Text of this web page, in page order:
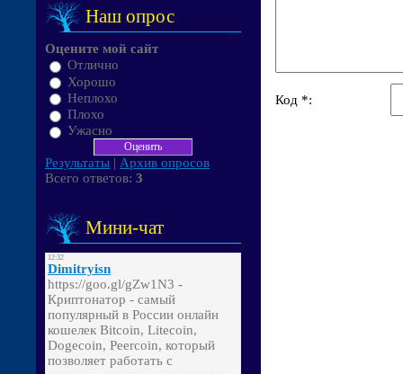
Наш опрос
Оцените мой сайт
Отлично
Хорошо
Неплохо
Плохо
Ужасно
Результаты | Архив опросов
Всего ответов: 3
Мини-чат
Код *: